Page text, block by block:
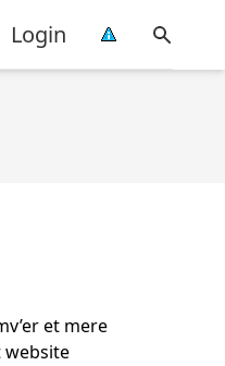
Login
et mere